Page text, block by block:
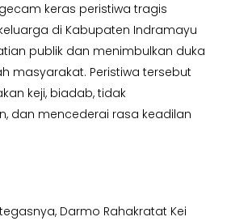
keras peristiwa tragis
di Kabupaten Indramayu
publik dan menimbulkan duka
masyarakat. Peristiwa tersebut
keji, biadab, tidak
dan mencederai rasa keadilan
Darmo Rahakratat Kei